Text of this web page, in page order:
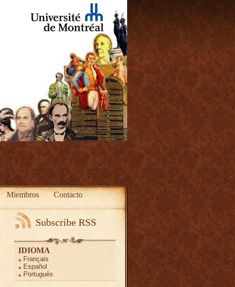
Miembros Contacto
Subscribe RSS
IDIOMA
Français
Español
Português